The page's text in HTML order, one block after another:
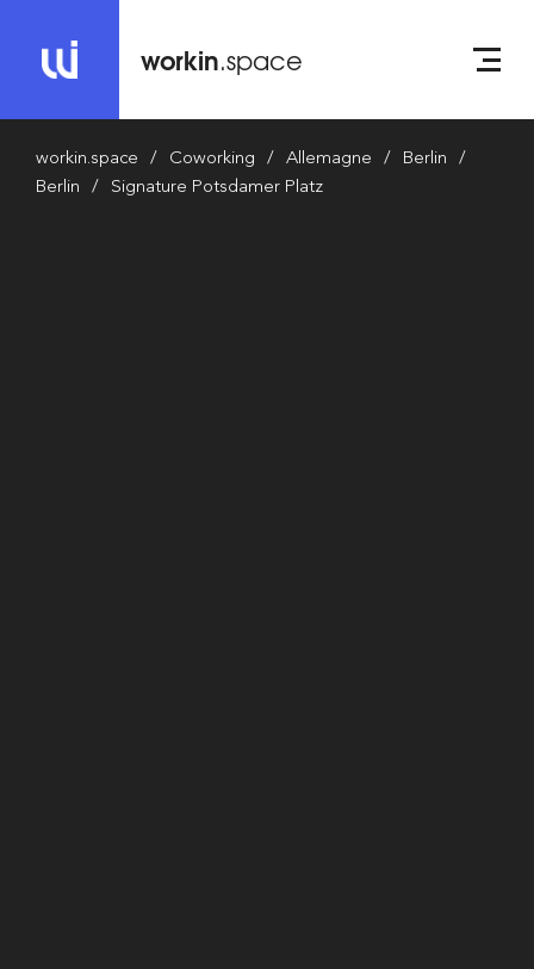
workin.space
workin.space Coworking Allemagne
Berlin
Berlin
Signature Potsdamer Platz